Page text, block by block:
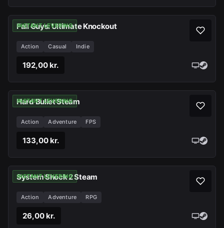
INSTANT LEVERING
Fall Guys: Ultimate Knockout
Action Casual Indie
192,00 kr.
INSTANT LEVERING
Hard Bullet Steam
Action Adventure FPS
133,00 kr.
INSTANT LEVERING
System Shock 2 Steam
Action Adventure RPG
26,00 kr.